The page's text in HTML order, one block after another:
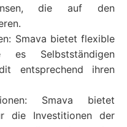
die auf den
Smava bietet flexible
es Selbstständigen
entsprechend ihren
Smava bietet
die Investitionen der